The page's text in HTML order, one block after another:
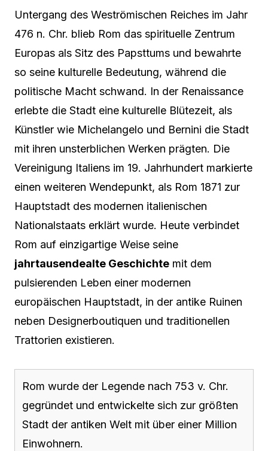
Untergang des Weströmischen Reiches im Jahr
476 n. Chr. blieb Rom das spirituelle Zentrum
Europas als Sitz des Papsttums und bewahrte
so seine kulturelle Bedeutung, während die
politische Macht schwand. In der Renaissance
erlebte die Stadt eine kulturelle Blütezeit, als
Künstler wie Michelangelo und Bernini die Stadt
mit ihren unsterblichen Werken prägten. Die
Vereinigung Italiens im 19. Jahrhundert markierte
einen weiteren Wendepunkt, als Rom 1871 zur
Hauptstadt des modernen italienischen
Nationalstaats erklärt wurde. Heute verbindet
Rom auf einzigartige Weise seine
jahrtausendealte Geschichte mit dem
pulsierenden Leben einer modernen
europäischen Hauptstadt, in der antike Ruinen
neben Designerboutiquen und traditionellen
Trattorien existieren.
Rom wurde der Legende nach 753 v. Chr.
gegründet und entwickelte sich zur größten
Stadt der antiken Welt mit über einer Million
Einwohnern.